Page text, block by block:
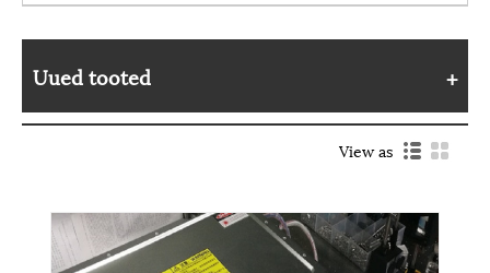
Uued tooted
View as